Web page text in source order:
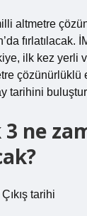
altmetre
fırlatılacak.
ilk kez yerli
çözünürlüklü
tarihini
ne
tarihi